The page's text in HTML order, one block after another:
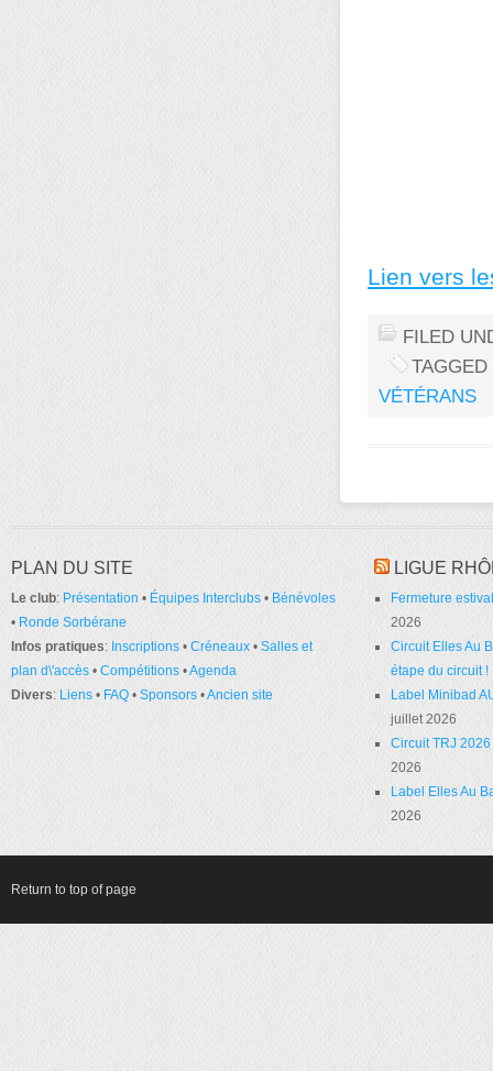
Lien vers
FILED
VÉTÉRANS
PLAN DU SITE
Le club: Présentation • Équipes Interclubs • Bénévoles
• Ronde Sorbérane
Infos pratiques: Inscriptions • Créneaux • Salles et
plan d\'accès • Compétitions •Agenda
Divers: Liens • FAQ • Sponsors •Ancien site
LIGUE
Fermeture
2026
Circuit Elles Au
étape du circuit !
Label Minibad
juillet 2026
Circuit TRJ
2026
Label Elles Au
2026
Return to top of page